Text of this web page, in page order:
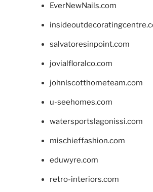
EverNewNails.com
salvatoresinpoint.com
jovialfloralco.com
johnlscotthometeam.com
u-seehomes.com
watersportslagonissi.com
mischieffashion.com
eduwyre.com
retro-interiors.com